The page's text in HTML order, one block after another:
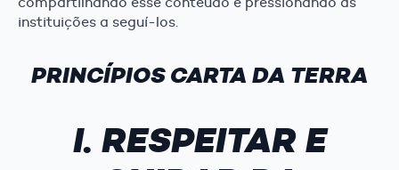
instituições a seguí-los.
PRINCÍPIOS CARTA DA TERRA
I. RESPEITAR E